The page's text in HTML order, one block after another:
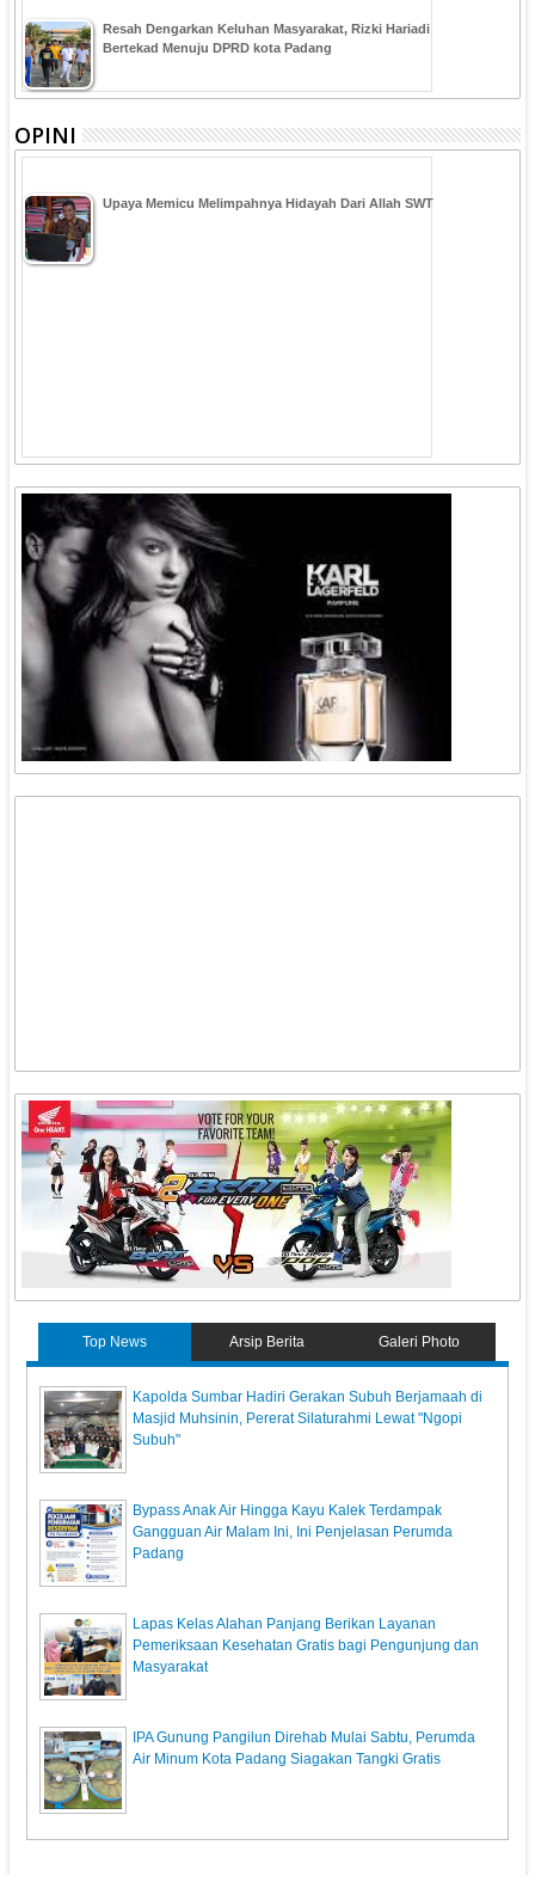
Resah Dengarkan Keluhan Masyarakat, Rizki Hariadi
Bertekad Menuju DPRD kota Padang
OPINI
Upaya Memicu Melimpahnya Hidayah Dari Allah SWT
Top News Arsip Berita Galeri Photo
Kapolda Sumbar Hadiri Gerakan Subuh Berjamaah di
Masjid Muhsinin, Pererat Silaturahmi Lewat "Ngopi
Subuh"
Bypass Anak Air Hingga Kayu Kalek Terdampak
Gangguan Air Malam Ini, Ini Penjelasan Perumda
Padang
Lapas Kelas Alahan Panjang Berikan Layanan
Pemeriksaan Kesehatan Gratis bagi Pengunjung dan
Masyarakat
IPA Gunung Pangilun Direhab Mulai Sabtu, Perumda
Air Minum Kota Padang Siagakan Tangki Gratis